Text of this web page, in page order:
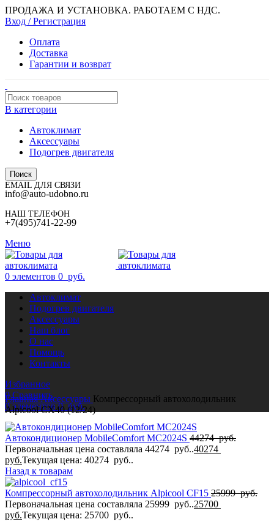
ПРОДАЖА И УСТАНОВКА. РАБОТАЕМ С НДС.
Вход / Регистрация
Оплата
Доставка
Гарантии и возврат
В категории
Автоклимат
Аксессуары
Подогрев двигателя
Поиск
EMAIL ДЛЯ СВЯЗИ
info@auto-udobno.ru
НАШ ТЕЛЕФОН
+7(495)741-22-99
Меню
0 элементов 0 руб.
Автоклимат
Подогрев двигателя
Аксессуары
Наш блог
О нас
Помощь
Контакты
Избранное
0 Сравнить
0элементов 0руб.
ГлавнаяАксессуары Компрессорный автохолодильник
Alpicool CX40 (12/24)
Автокондиционер MobileComfort MC2024S 44274руб.
Первоначальная цена составляла 44274 руб..40274
руб.Текущая цена: 40274 руб..
Назад к товарам
Компрессорный автохолодильник Alpicool CF15 25999руб.
Первоначальная цена составляла 25999 руб..25700
руб.Текущая цена: 25700 руб..